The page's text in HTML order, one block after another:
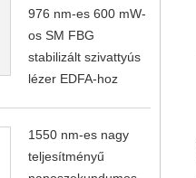
976 nm-es 600 mW-
os SM FBG
stabilizált szivattyús
lézer EDFA-hoz
1550 nm-es nagy
teljesítményű